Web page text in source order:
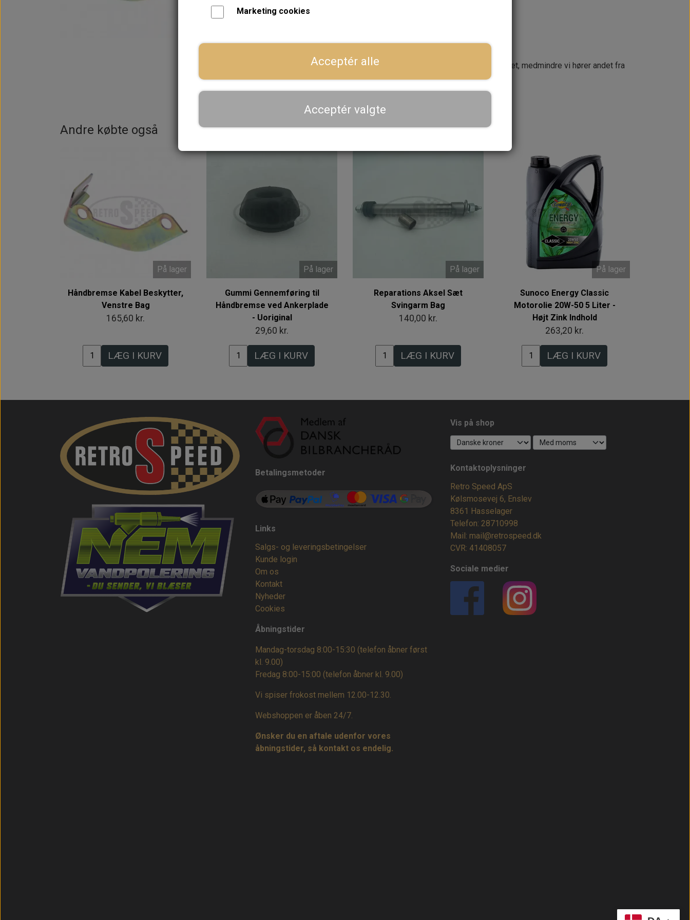
Hurtig levering - sendes ofte samme dag og leveres næste dag
Se aktuel leveringstid på varen - vi afsender altid hele din ordre samlet, medmindre vi hører andet fra
dig
Priser er inkl. moms
Andre købte også
På lager
Håndbremse Kabel Beskytter,
Venstre Bag
165,60 kr.
LÆG I KURV
På lager
Gummi Gennemføring til
Håndbremse ved Ankerplade
- Uoriginal
29,60 kr.
LÆG I KURV
På lager
Reparations Aksel Sæt
Svingarm Bag
140,00 kr.
LÆG I KURV
På lager
Sunoco Energy Classic
Motorolie 20W-50 5 Liter -
Højt Zink Indhold
263,20 kr.
LÆG I KURV
Betalingsmetoder
Links
Salgs- og leveringsbetingelser
Kunde login
Om os
Kontakt
Nyheder
Cookies
Åbningstider
Mandag-torsdag 8:00-15:30 (telefon åbner først
kl. 9.00)
Fredag 8:00-15:00 (telefon åbner kl. 9.00)
Vi spiser frokost mellem 12.00-12.30.
Webshoppen er åben 24/7.
Ønsker du en aftale udenfor vores
åbningstider, så kontakt os endelig.
Vis på shop
Kontaktoplysninger
Retro Speed ApS
Kølsmosevej 6, Enslev
8361 Hasselager
Telefon: 28710998
Mail: mail@retrospeed.dk
CVR: 41408057
Sociale medier
Marketing cookies
Acceptér alle
Acceptér valgte